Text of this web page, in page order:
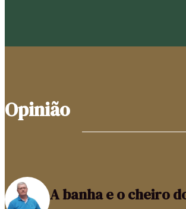
Opinião
A banha e o cheiro